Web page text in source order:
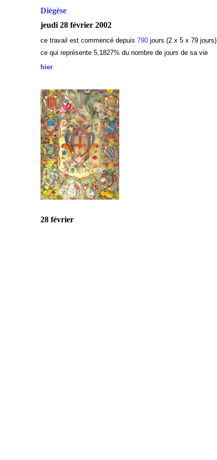
Diégèse
jeudi 28 février 2002
ce travail est commencé depuis 790jours (2 x 5 x 79 jours)
ce qui représente 5,1827% du nombre de jours de sa vie
hier
28 février